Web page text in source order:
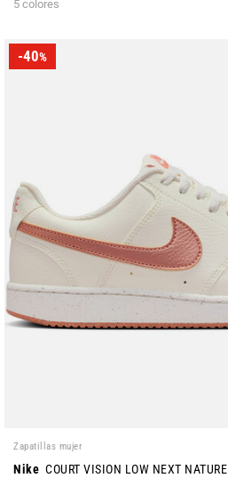
5 colores
-40%
Zapatillas mujer
Nike COURT VISION LOW NEXT NATURE